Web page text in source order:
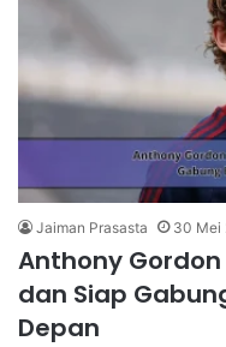
Jaiman Prasasta 30 Mei
Anthony Gordon
dan Siap
Depan